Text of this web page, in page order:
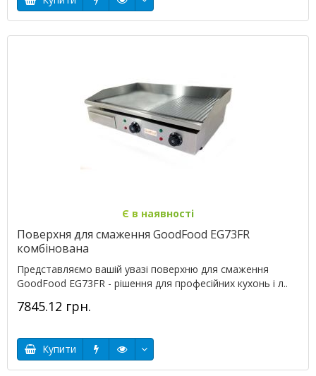
Є в наявності
Поверхня для смаження GoodFood EG73FR
комбінована
Представляємо вашій увазі поверхню для смаження
GoodFood EG73FR - рішення для професійних кухонь і л..
7845.12 грн.
Купити